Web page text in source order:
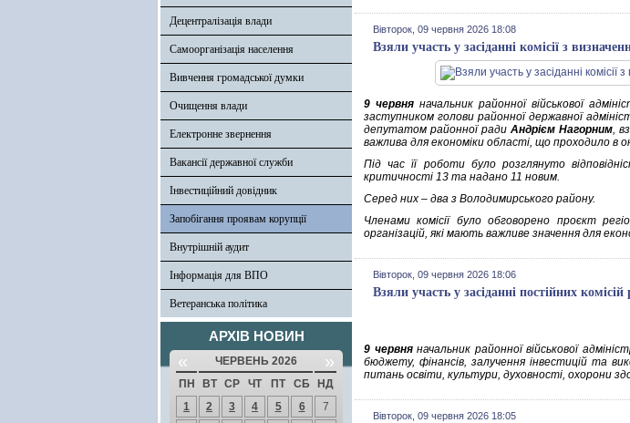
Децентралізація влади
Самоорганізація населення
Вивчення громадської думки
Очищення влади
Електронне звернення
Вакансії державної служби
Інвестиційний довідник
Запобігання проявам корупції
Внутрішній аудит
Інформація для ВПО
Ветеранська політика
АРХІВ НОВИН
« ЧЕРВЕНЬ 2026 »
ПН ВТ СР ЧТ ПТ СБ
НД
1
2 3 4 5 6
7
Вівторок, 09 червня 2026 18:08
Взяли участь у засіданні комісії з
9 червняначальник районної військової
заступником голови районної державної
депутатом районної ради Андрієм Нагорним,
важлива для економіки області, що проходило в
Під час її роботи було розглянуто
критичності 13 та надано 11 новим.
Серед них – два з Володимирського району.
Членами комісії було обговорено проєкт
організацій, які мають важливе значення для
Вівторок, 09 червня 2026 18:06
Взяли участь у засіданні постійних
9 червняначальник районної військової
бюджету, фінансів, залучення інвестицій та
питань освіти, культури, духовності, охорони
Вівторок, 09 червня 2026 18:05